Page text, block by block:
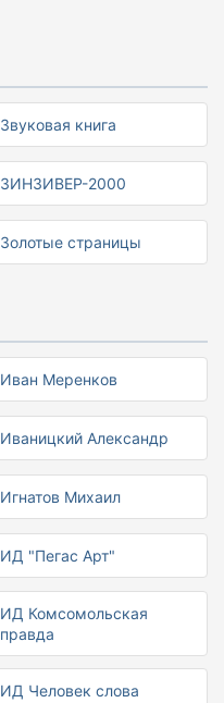
Звуковая книга
ЗИНЗИВЕР-2000
Золотые страницы
Иван Меренков
Иваницкий Александр
Игнатов Михаил
ИД "Пегас Арт"
ИД Комсомольская
правда
ИД Человек слова